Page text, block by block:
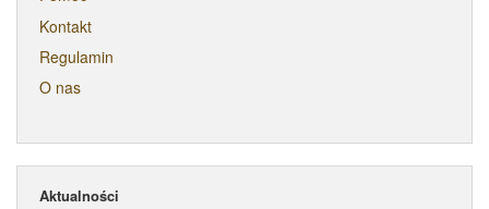
Kontakt
Regulamin
O nas
Aktualności